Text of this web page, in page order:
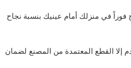
فوراً في منزلك أمام عينيك بنسبة نجاح
إلا القطع المعتمدة من المصنع لضمان